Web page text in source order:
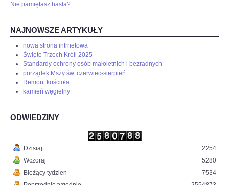
Nie pamiętasz hasła?
NAJNOWSZE ARTYKUŁY
nowa strona intrnetowa
Święto Trzech Króli 2025
Standardy ochrony osób małoletnich i bezradnych
porządek Mszy św. czerwiec-sierpień
Remont kościoła
kamień węgielny
ODWIEDZINY
Dzisiaj
Wczoraj
Bieżący tydzien
2254
5280
7534